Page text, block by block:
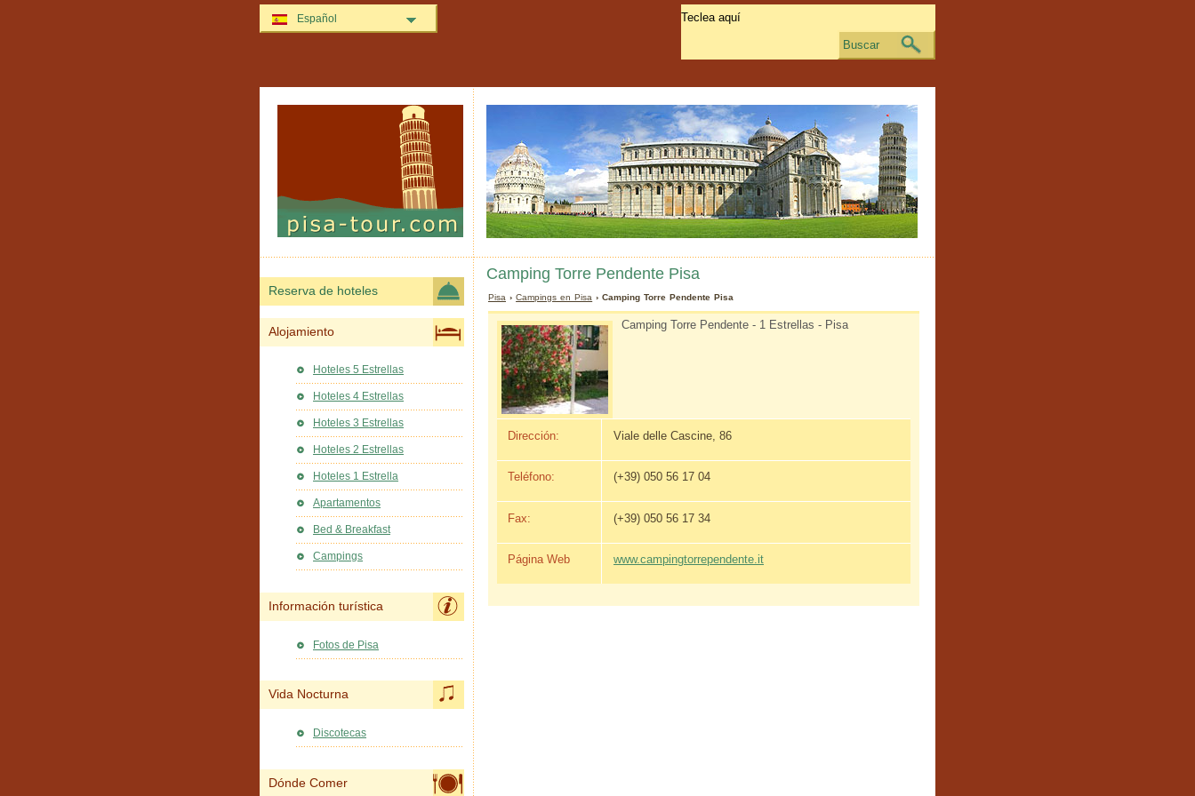
Camping Torre Pendente Pisa
Pisa ›Campings en Pisa › Camping Torre Pendente Pisa
Camping Torre Pendente - 1 Estrellas - Pisa
Dirección: Viale delle Cascine, 86
Teléfono: (+39) 050 56 17 04
Fax: (+39) 050 56 17 34
Página Web www.campingtorrependente.it
Reserva de hoteles
Alojamiento
Hoteles 5 Estrellas
Hoteles 4 Estrellas
Hoteles 3 Estrellas
Hoteles 2 Estrellas
Hoteles 1 Estrella
Apartamentos
Bed & Breakfast
Campings
Información turística
Fotos de Pisa
Vida Nocturna
Discotecas
Dónde Comer
Español
Buscar